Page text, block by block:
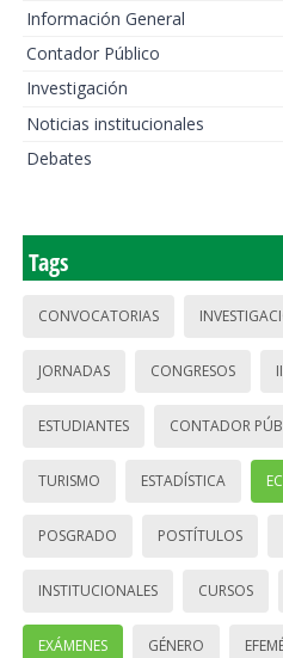
Información General
Contador Público
Investigación
Noticias institucionales
Debates
Tags
CONVOCATORIAS
JORNADAS CONGRESOS
ESTUDIANTES CONTADOR
TURISMO ESTADÍSTICA
POSGRADO POSTÍTULOS
INSTITUCIONALES CURSOS
EXÁMENES GÉNERO